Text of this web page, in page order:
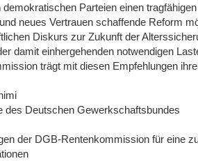
demokratischen Parteien einen
neues Vertrauen schaffende Reform
Diskurs zur Zukunft der
damit einhergehenden notwendigen
trägt mit diesen Empfehlungen
des Deutschen Gewerkschaftsbundes
der DGB-Rentenkommission für eine